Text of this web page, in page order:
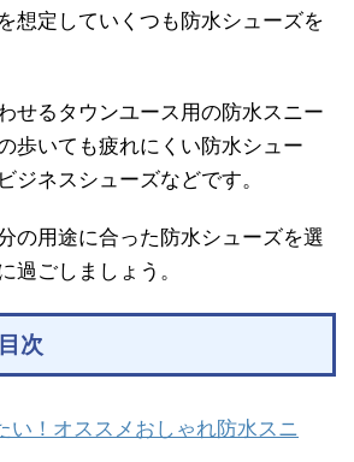
想定していくつも防水シューズを
せるタウンユース用の防水スニー
歩いても疲れにくい防水シュー
ジネスシューズなどです。
の用途に合った防水シューズを選
過ごしましょう。
次
い！オススメおしゃれ防水スニ